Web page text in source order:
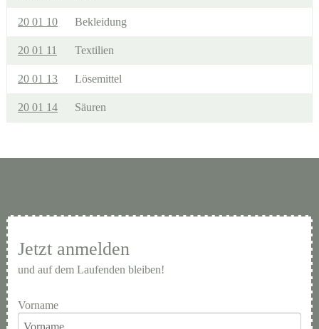
20 01 10 Bekleidung
20 01 11 Textilien
20 01 13 Lösemittel
20 01 14 Säuren
Jetzt anmelden
und auf dem Laufenden bleiben!
Vorname